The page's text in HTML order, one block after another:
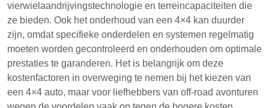
vierwielaandrijvingstechnologie en terreincapaciteiten die
ze bieden. Ook het onderhoud van een 4×4 kan duurder
zijn, omdat specifieke onderdelen en systemen regelmatig
moeten worden gecontroleerd en onderhouden om optimale
prestaties te garanderen. Het is belangrijk om deze
kostenfactoren in overweging te nemen bij het kiezen van
een 4×4 auto, maar voor liefhebbers van off-road avonturen